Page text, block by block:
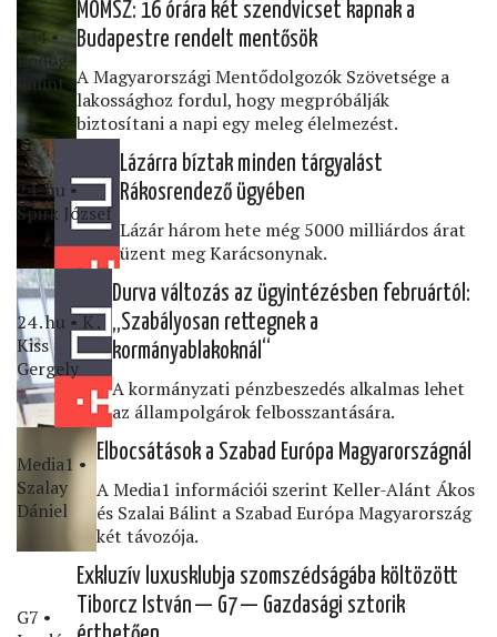
444 •
Bódog
Bálint
MOMSZ: 16 órára két szendvicset kapnak a
Budapestre rendelt mentősök
A Magyarországi Mentődolgozók Szövetsége a
lakossághoz fordul, hogy megpróbálják
biztosítani a napi egy meleg élelmezést.
24․hu •
Spirk József
Lázárra bíztak minden tárgyalást
Rákosrendező ügyében
Lázár három hete még 5000 milliárdos árat
üzent meg Karácsonynak.
24․hu • K․
Kiss
Gergely
Durva változás az ügyintézésben februártól:
„Szabályosan rettegnek a
kormányablakoknál“
A kormányzati pénzbeszedés alkalmas lehet
az állampolgárok felbosszantására.
Media1 •
Szalay
Dániel
Elbocsátások a Szabad Európa Magyarországnál
A Media1 információi szerint Keller-Alánt Ákos
és Szalai Bálint a Szabad Európa Magyarország
két távozója.
G7 •
Exkluzív luxusklubja szomszédságába költözött
Tiborcz István — G7 — Gazdasági sztorik